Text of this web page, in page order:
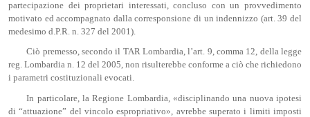
partecipazione dei proprietari interessati, concluso con un provvedimento
motivato ed accompagnato dalla corresponsione di un indennizzo (art. 39 del
medesimo d.P.R. n. 327 del 2001).
Ciò premesso, secondo il TAR Lombardia, l’art. 9, comma 12, della legge
reg. Lombardia n. 12 del 2005, non risulterebbe conforme a ciò che richiedono
i parametri costituzionali evocati.
In particolare, la Regione Lombardia, «disciplinando una nuova ipotesi
di “attuazione” del vincolo espropriativo», avrebbe superato i limiti imposti